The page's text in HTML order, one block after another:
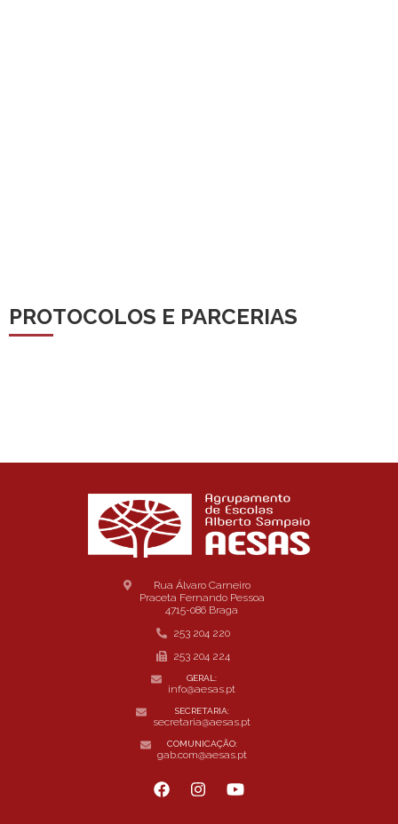
PROTOCOLOS E PARCERIAS
Rua Álvaro Carneiro
Praceta Fernando Pessoa
4715-086 Braga
253 204 220
253 204 224
GERAL:
info@aesas.pt
SECRETARIA:
secretaria@aesas.pt
COMUNICAÇÃO:
gab.com@aesas.pt